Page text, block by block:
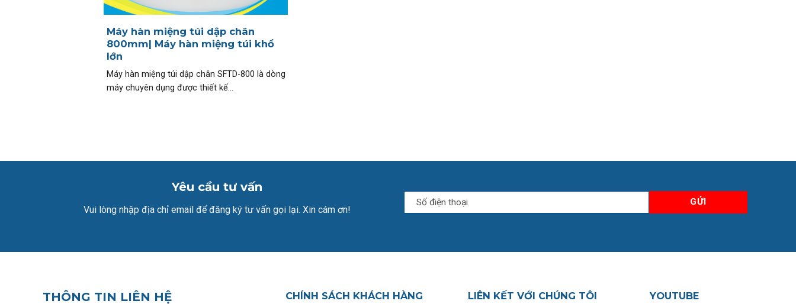
Máy hàn miệng túi dập chân
800mm| Máy hàn miệng túi khổ
lớn
Máy hàn miệng túi dập chân SFTD-800 là dòng
máy chuyên dụng được thiết kế...
Yêu cầu tư vấn
Vui lòng nhập địa chỉ email để đăng ký tư vấn gọi lại. Xin cám ơn!
THÔNG TIN LIÊN HỆ CHÍNH SÁCH KHÁCH HÀNG LIÊN KẾT VỚI CHÚNG TÔI YOUTUBE